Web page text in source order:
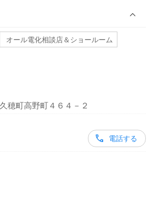
オール電化相談店＆ショールーム
穂町高野町４６４－２
電話する